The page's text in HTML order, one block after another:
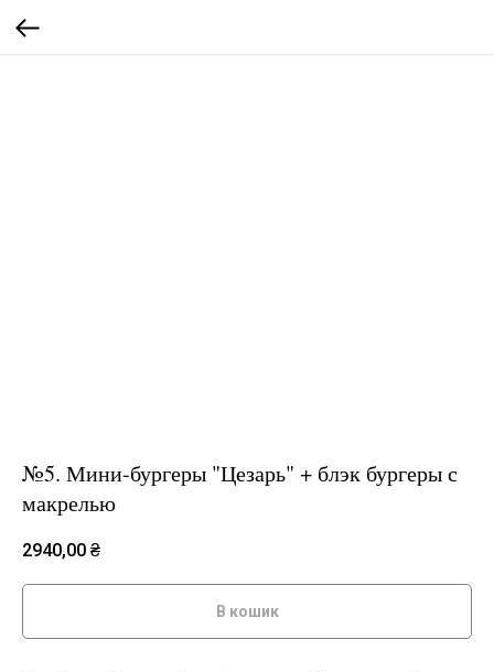
№5. Мини-бургеры "Цезарь" + блэк бургеры с
макрелью
2940,00 ₴
В кошик